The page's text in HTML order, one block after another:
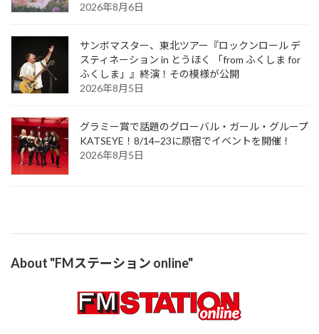
2026年8月6日
サンボマスター、東北ツアー『ロックンロール デ
スティネーション in とうほく 「from ふくしま for
ふくしま」』終演！その模様が公開
2026年8月5日
グラミー賞で話題のグローバル・ガール・グループ
KATSEYE！8/14~23に原宿でイベントを開催！
2026年8月5日
About "FMステーション online"